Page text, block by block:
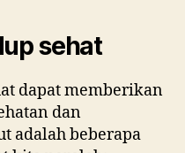
sehat
dapat memberikan
dan
adalah beberapa